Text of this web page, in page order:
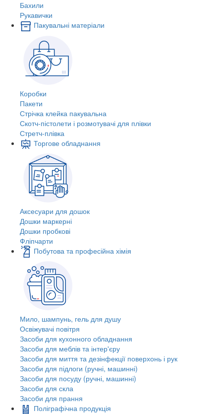
Бахили
Рукавички
Пакувальні матеріали
Коробки
Пакети
Стрічка клейка пакувальна
Скотч-пістолети і розмотувачі для плівки
Стретч-плівка
Торгове обладнання
Аксесуари для дошок
Дошки маркерні
Дошки пробкові
Фліпчарти
Побутова та професійна хімія
Мило, шампунь, гель для душу
Освіжувачі повітря
Засоби для кухонного обладнання
Засоби для меблів та інтер'єру
Засоби для миття та дезінфекції поверхонь і рук
Засоби для підлоги (ручні, машинні)
Засоби для посуду (ручні, машинні)
Засоби для скла
Засоби для прання
Поліграфічна продукція